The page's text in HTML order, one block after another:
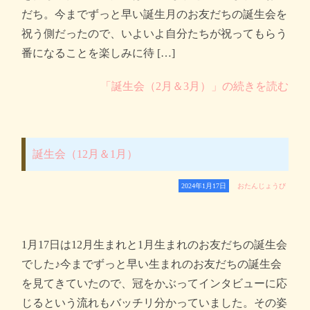
だち。今までずっと早い誕生月のお友だちの誕生会を
祝う側だったので、いよいよ自分たちが祝ってもらう
番になることを楽しみに待 […]
「誕生会（2月＆3月）」の続きを読む
誕生会（12月＆1月）
2024年1月17日 おたんじょうび
1月17日は12月生まれと1月生まれのお友だちの誕生会
でした♪今までずっと早い生まれのお友だちの誕生会
を見てきていたので、冠をかぶってインタビューに応
じるという流れもバッチリ分かっていました。その姿